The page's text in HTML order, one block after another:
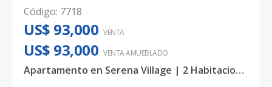
Código: 7718
US$ 93,000 VENTA
US$ 93,000 VENTA AMUEBLADO
Apartamento en Serena Village | 2 Habitaciones | 74 mt2